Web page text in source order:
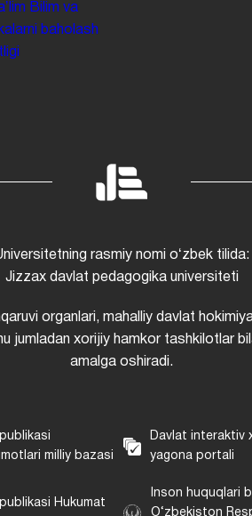
Bilim va
baholash
rasmiy nomi oʻzbek tilida:
Jizzax davlat pedagogika universiteti
organlari, mahalliy davlat
jumladan xorijiy hamkor tashkilotlar
amalga oshiradi.
milliy bazasi
Davlat interaktiv
yagona portali
Hukumat
Inson huquqlari
O‘zbekiston